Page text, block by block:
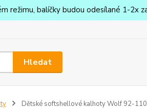
režimu, balíčky budou odesílané 1-2x
Hledat
Dětské softshellové kalhoty Wolf 92-110